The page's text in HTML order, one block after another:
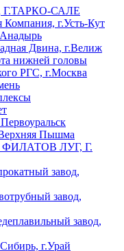
САЛЕ
Компания, г.Усть-Кут
Двина, г.Велиж
нижней головы
РГС, г.Москва
Пышма
ЛУГ, Г.
завод,
завод,
завод,
г.Урай